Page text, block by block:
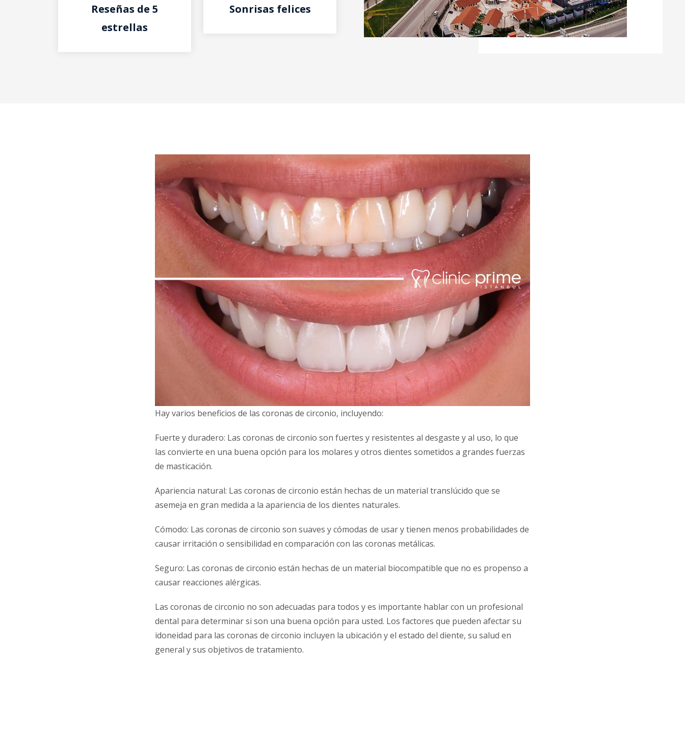
Reseñas de 5
estrellas
Sonrisas felices
Hay varios beneficios de las coronas de circonio, incluyendo:
Fuerte y duradero: Las coronas de circonio son fuertes y resistentes al desgaste y al uso, lo que
las convierte en una buena opción para los molares y otros dientes sometidos a grandes fuerzas
de masticación.
Apariencia natural: Las coronas de circonio están hechas de un material translúcido que se
asemeja en gran medida a la apariencia de los dientes naturales.
Cómodo: Las coronas de circonio son suaves y cómodas de usar y tienen menos probabilidades de
causar irritación o sensibilidad en comparación con las coronas metálicas.
Seguro: Las coronas de circonio están hechas de un material biocompatible que no es propenso a
causar reacciones alérgicas.
Las coronas de circonio no son adecuadas para todos y es importante hablar con un profesional
dental para determinar si son una buena opción para usted. Los factores que pueden afectar su
idoneidad para las coronas de circonio incluyen la ubicación y el estado del diente, su salud en
general y sus objetivos de tratamiento.